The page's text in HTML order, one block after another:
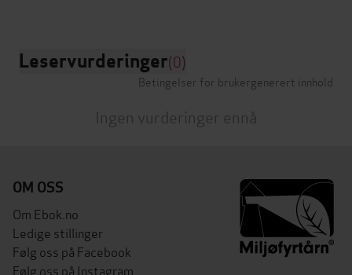
Leservurderinger(0)
Betingelser for brukergenerert innhold
Ingen vurderinger ennå
OM OSS
Om Ebok.no
Ledige stillinger
Følg oss på Facebook
Følg oss på Instagram